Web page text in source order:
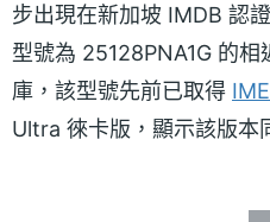
步出現在新加坡 IMDB 認
型號為 25128PNA1G 的
庫，該型號先前已取得
Ultra 徠卡版，顯示該版本